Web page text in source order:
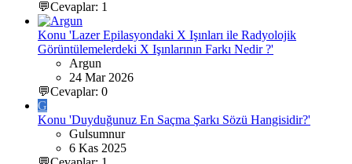
💬Cevaplar: 1
Konu 'Lazer Epilasyondaki X Işınları ile Radyolojik
Görüntülemelerdeki X Işınlarının Farkı Nedir ?'
Argun
24 Mar 2026
💬Cevaplar: 0
G
Konu 'Duyduğunuz En Saçma Şarkı Sözü Hangisidir?'
Gulsumnur
6 Kas 2025